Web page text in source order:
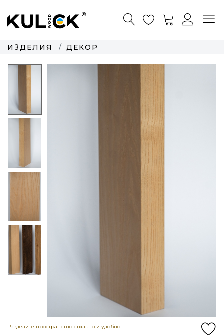
ИЗДЕЛИЯ ДЕКОР
Разделите пространство стильно и удобно